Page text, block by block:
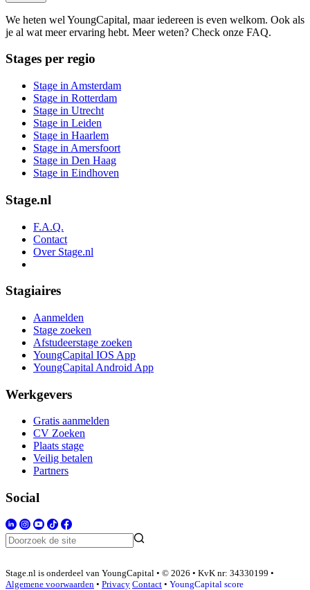
We heten wel YoungCapital, maar iedereen is even welkom. Ook als
je al wat meer ervaring hebt. Meer weten? Check onze FAQ.
Stages per regio
Stage in Amsterdam
Stage in Rotterdam
Stage in Utrecht
Stage in Leiden
Stage in Haarlem
Stage in Amersfoort
Stage in Den Haag
Stage in Eindhoven
Stage.nl
F.A.Q.
Contact
Over Stage.nl
Stagiaires
Aanmelden
Stage zoeken
Afstudeerstage zoeken
YoungCapital IOS App
YoungCapital Android App
Werkgevers
Gratis aanmelden
CV Zoeken
Plaats stage
Veilig betalen
Partners
Social
Stage.nl is onderdeel van YoungCapital • © 2026 • KvK nr: 34330199 •
Algemene voorwaarden • Privacy Contact • YoungCapital score